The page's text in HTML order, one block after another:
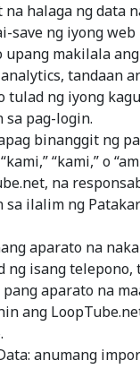
na halaga ng data
save ng iyong web
makilala
tandaan
tulad ng iyong
sa pag-login.
binanggit ng
“kami,” o
na
sa ilalim ng
aparato na
ng isang telepono,
aparato na
ang
anumang